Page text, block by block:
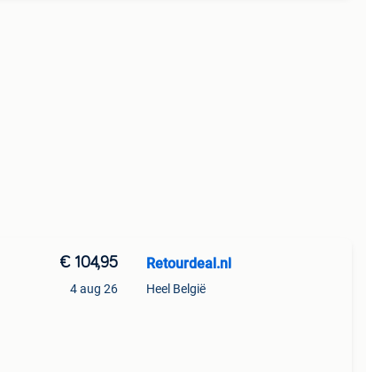
€ 104,95
4 aug 26
Retourdeal.nl
Heel België